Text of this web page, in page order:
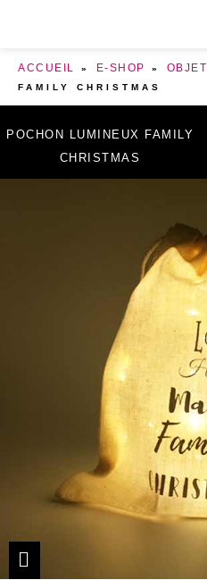
ACCUEIL » E-SHOP » OBJET
FAMILY CHRISTMAS
POCHON LUMINEUX FAMILY
CHRISTMAS